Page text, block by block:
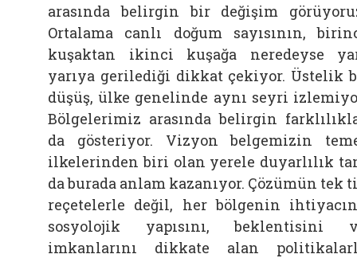
arasında belirgin bir değişim
Ortalama canlı doğum sayısının,
kuşaktan ikinci kuşağa neredeyse
yarıya gerilediği dikkat çekiyor. Üstelik
düşüş, ülke genelinde aynı seyri
Bölgelerimiz arasında belirgin
da gösteriyor. Vizyon belgemizin
ilkelerinden biri olan yerele duyarlılık
da burada anlam kazanıyor. Çözümün tek
reçetelerle değil, her bölgenin
sosyolojik yapısını, beklentisini
imkanlarını dikkate alan